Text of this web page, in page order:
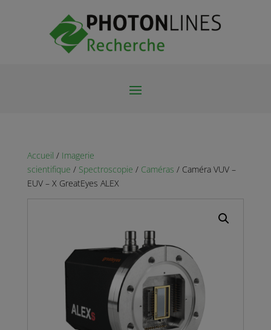
Accueil / Imagerie
scientifique / Spectroscopie / Caméras / Caméra VUV –
EUV – X GreatEyes ALEX